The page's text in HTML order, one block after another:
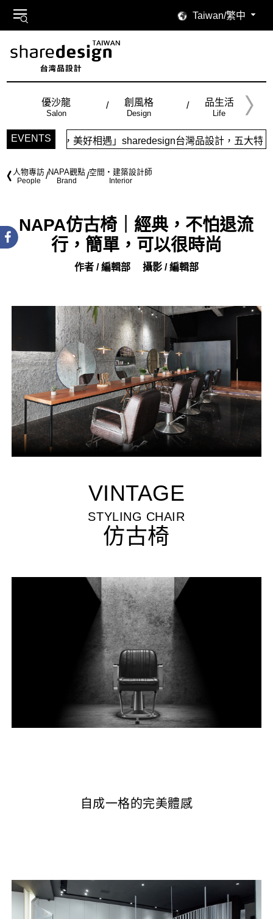
Taiwan/繁中
優沙龍
Salon
創風格
Design
品生活
Life
EVENTS
，美好相遇」sharedesign台灣品設計，五大特色主題，簡潔
人物專訪
People
NAPA觀點
Brand
空間・建築設計師
Interior
NAPA仿古椅｜經典，不怕退流
行，簡單，可以很時尚
作者 / 編輯部 攝影 / 編輯部
VINTAGE
STYLING CHAIR
仿古椅
自成一格的完美體感